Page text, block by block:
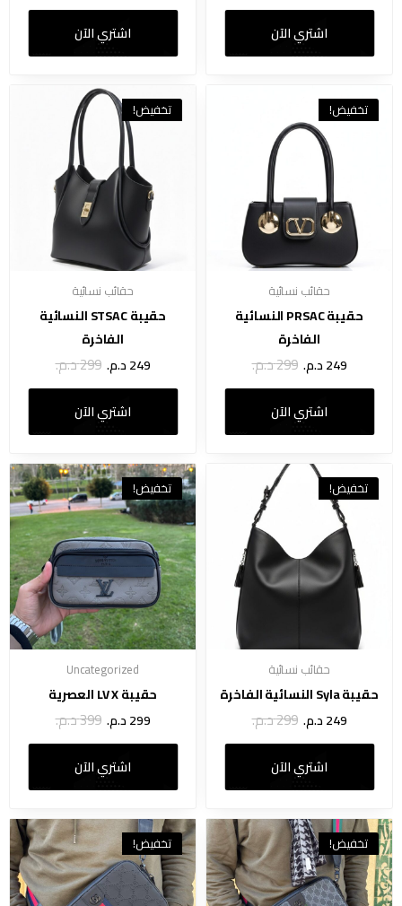
اشتري الآن اشتري الآن
تخفيض!
حقائب نسائية
حقيبة PRSAC النسائية
الفاخرة
249د.م. 299د.م.
اشتري الآن
تخفيض!
حقائب نسائية
حقيبة STSAC النسائية
الفاخرة
249د.م. 299د.م.
اشتري الآن
تخفيض!
حقائب نسائية
حقيبة Syla النسائية الفاخرة
249د.م. 299د.م.
اشتري الآن
تخفيض!
Uncategorized
حقيبة LV X العصرية
299د.م. 399د.م.
اشتري الآن
تخفيض! تخفيض!